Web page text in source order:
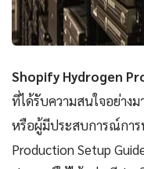
Shopify Hydrogen
ที่ได้รับความสนใจอย่าง
หรือผู้มีประสบการณ์การ
Production Setup